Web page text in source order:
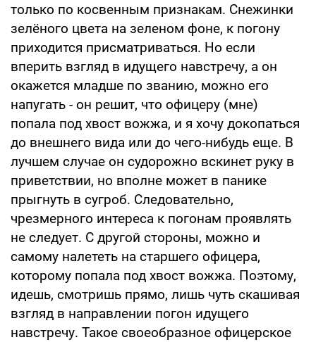
только по косвенным признакам. Снежинки
зелёного цвета на зеленом фоне, к погону
приходится присматриваться. Но если
вперить взгляд в идущего навстречу, а он
окажется младше по званию, можно его
напугать - он решит, что офицеру (мне)
попала под хвост вожжа, и я хочу докопаться
до внешнего вида или до чего-нибудь еще. В
лучшем случае он судорожно вскинет руку в
приветствии, но вполне может в панике
прыгнуть в сугроб. Следовательно,
чрезмерного интереса к погонам проявлять
не следует. С другой стороны, можно и
самому налететь на старшего офицера,
которому попала под хвост вожжа. Поэтому,
идешь, смотришь прямо, лишь чуть скашивая
взгляд в направлении погон идущего
навстречу. Такое своеобразное офицерское